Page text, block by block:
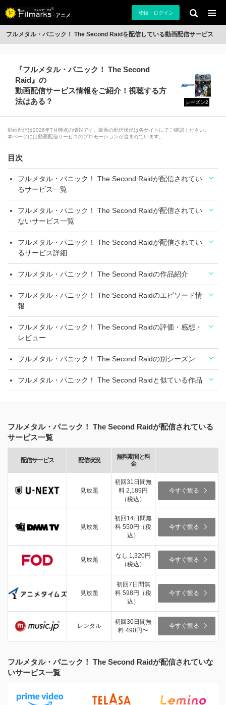
アニメ 登録・ログイン
フルメタル・パニック！ The Second Raidを配信している動画配信サービス
『フルメタル・パニック！ The Second
Raid』の
動画配信サービス情報をご紹介！視聴する方
法はある？
シーズン2
動画配信は2026年7月時点の情報です。最新の配信状況は各サイトにてご確認ください。
本ページには動画配信サービスのプロモーションが含まれています。
目次
フルメタル・パニック！ The Second Raidが配信されてい
るサービス一覧
フルメタル・パニック！ The Second Raidが配信されてい
ないサービス一覧
フルメタル・パニック！ The Second Raidが配信されてい
るサービス詳細
フルメタル・パニック！ The Second Raidの作品紹介
フルメタル・パニック！ The Second Raidのエピソード情
報
フルメタル・パニック！ The Second Raidの評価・感想・
レビュー
フルメタル・パニック！ The Second Raidの別シーズン
フルメタル・パニック！ The Second Raidと似ている作品
フルメタル・パニック！ The Second Raidが配信されている
サービス一覧
配信サービス 配信状況
無料期間と料
金
見放題
初回31日間無
料 2,189円
（税込）
今すぐ観る
見放題
初回14日間無
料 550円（税
込）
今すぐ観る
見放題
なし 1,320円
（税込）
今すぐ観る
見放題
初回7日間無
料 598円（税
込）
今すぐ観る
レンタル
初回30日間無
料 490円〜
今すぐ観る
フルメタル・パニック！ The Second Raidが配信されていな
いサービス一覧